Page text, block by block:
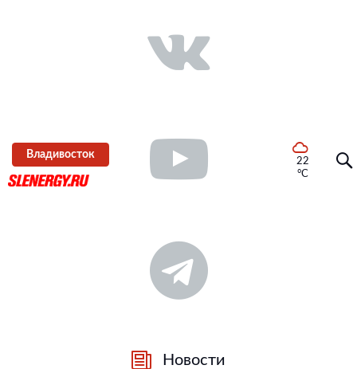
Владивосток
22
°C
Новости